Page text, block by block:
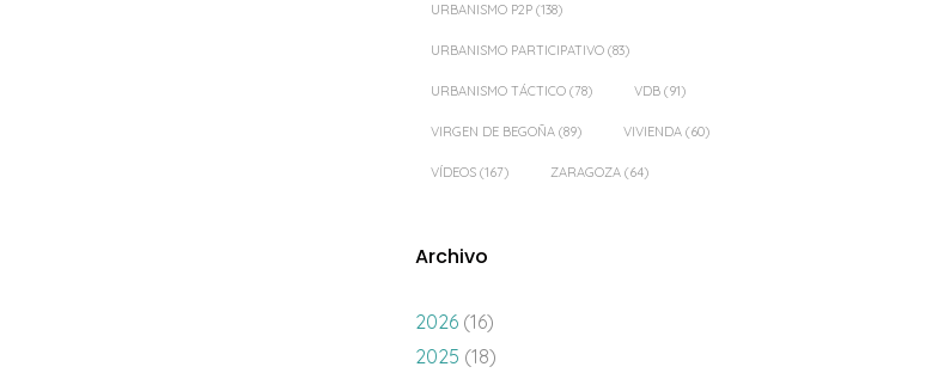
URBANISMO P2P (138)
URBANISMO PARTICIPATIVO (83)
URBANISMO TÁCTICO (78) VDB (91)
VIRGEN DE BEGOÑA (89) VIVIENDA (60)
VÍDEOS (167) ZARAGOZA (64)
Archivo
2026 (16)
2025 (18)